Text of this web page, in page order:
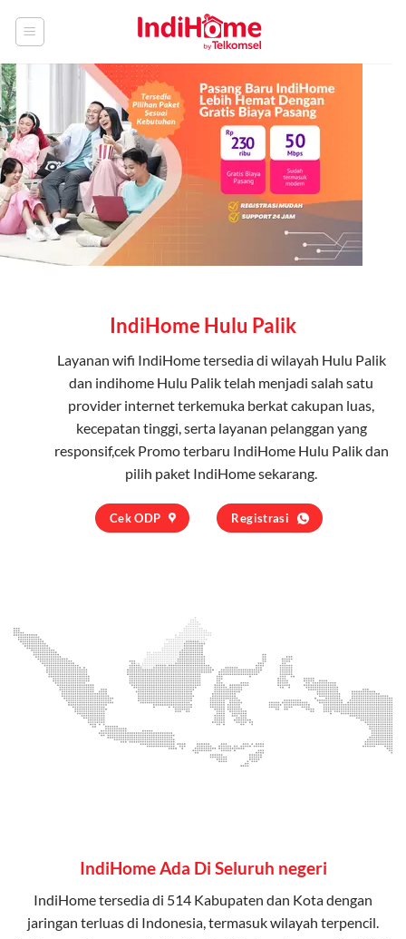
IndiHome Hulu Palik
Layanan wifi IndiHometersedia di wilayah Hulu Palik
dan indihome Hulu Palik telah menjadi salah satu
provider internet terkemuka berkat cakupan luas,
kecepatan tinggi, serta layanan pelanggan yang
responsif,cek Promo terbaru IndiHome Hulu Palik dan
pilih paket IndiHomesekarang.
Cek ODP Registrasi
IndiHome Ada Di Seluruh negeri
IndiHome tersedia di 514 Kabupaten dan Kota dengan
jaringan terluas di Indonesia, termasuk wilayah terpencil.